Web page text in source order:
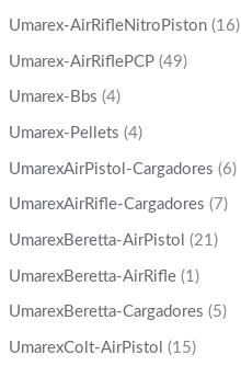
Umarex-AirRifleNitroPiston (16)
Umarex-AirRiflePCP (49)
Umarex-Bbs (4)
Umarex-Pellets (4)
UmarexAirPistol-Cargadores (6)
UmarexAirRifle-Cargadores (7)
UmarexBeretta-AirPistol (21)
UmarexBeretta-AirRifle (1)
UmarexBeretta-Cargadores (5)
UmarexColt-AirPistol (15)